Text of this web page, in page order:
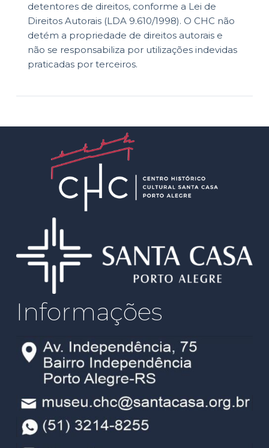
detentores de direitos, conforme a Lei de
Direitos Autorais (LDA 9.610/1998). O CHC não
detém a propriedade de direitos autorais e
não se responsabiliza por utilizações indevidas
praticadas por terceiros.
Informações